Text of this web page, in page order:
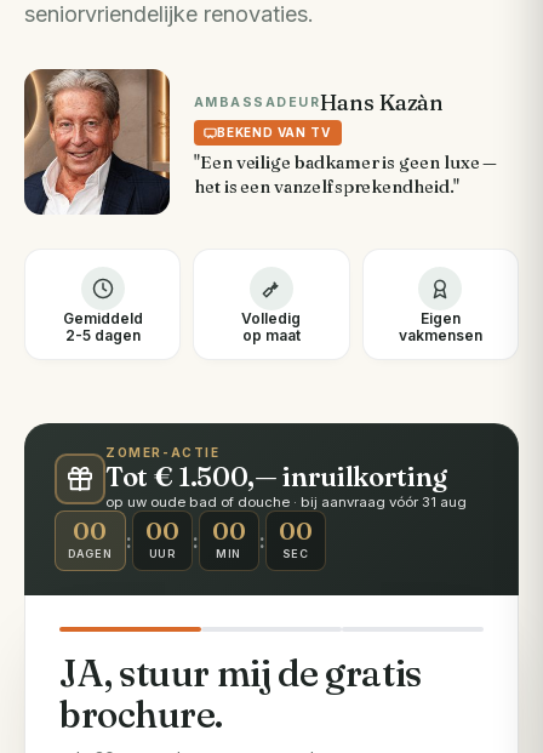
seniorvriendelijke renovaties.
AMBASSADEURHans Kazàn
BEKEND VAN TV
"Een veilige badkamer is geen luxe —
het is een vanzelfsprekendheid."
Gemiddeld
2-5 dagen
Volledig
op maat
Eigen
vakmensen
ZOMER-ACTIE
Tot € 1.500,— inruilkorting
op uw oude bad of douche · bij aanvraag vóór 31 aug
00
DAGEN
: 00
UUR
: 00
MIN
: 00
SEC
JA, stuur mij de gratis
brochure.